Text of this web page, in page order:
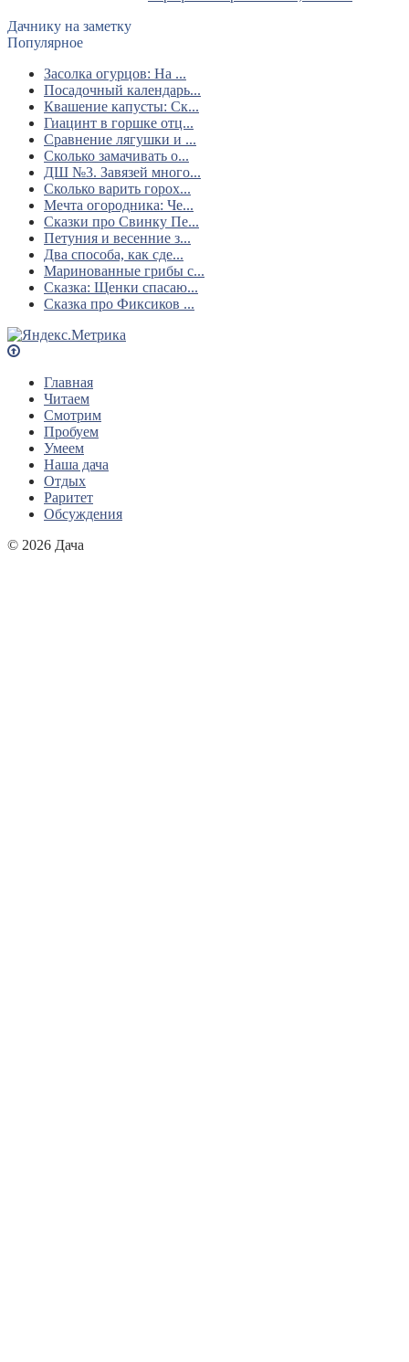
Дачнику на заметку
Популярное
Засолка огурцов: На ...
Посадочный календарь...
Квашение капусты: Ск...
Гиацинт в горшке отц...
Сравнение лягушки и ...
Сколько замачивать о...
ДШ №3. Завязей много...
Сколько варить горох...
Мечта огородника: Че...
Сказки про Свинку Пе...
Петуния и весенние з...
Два способа, как сде...
Маринованные грибы с...
Сказка: Щенки спасаю...
Сказка про Фиксиков ...
Главная
Читаем
Смотрим
Пробуем
Умеем
Наша дача
Отдых
Раритет
Обсуждения
© 2026 Дача